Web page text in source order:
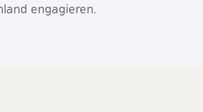
engagieren.